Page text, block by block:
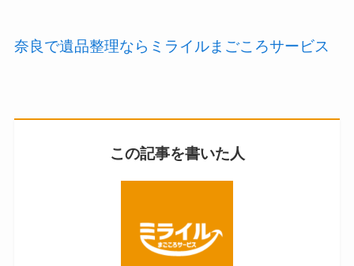
奈良で遺品整理ならミライルまごころサービス
この記事を書いた人